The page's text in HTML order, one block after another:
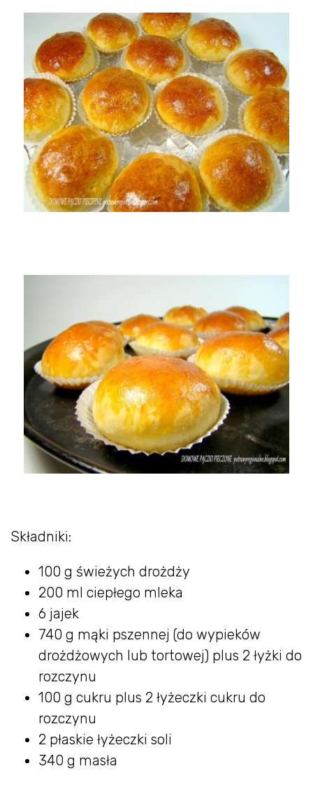
Składniki:
100 g świeżych drożdży
200 ml ciepłego mleka
6 jajek
740 g mąki pszennej (do wypieków
drożdżowych lub tortowej) plus 2 łyżki do
rozczynu
100 g cukru plus 2 łyżeczki cukru do
rozczynu
2 płaskie łyżeczki soli
340 g masła